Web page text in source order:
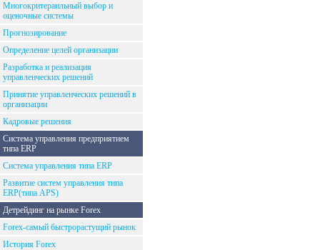
Многокритераильный выбор и
оценочные системы
Прогнозирование
Определение целей организации
Разработка и реализация
управленческих решений
Принятие управленческих решений в
организации
Кадровые решения
Система управления предприятием
типа ERP
Система управления типа ERP
Развитие систем управления типа
ERP(типа APS)
Детрейдинг на рынке Forex
Forex-самый быстрорастущий рынок
История Forex